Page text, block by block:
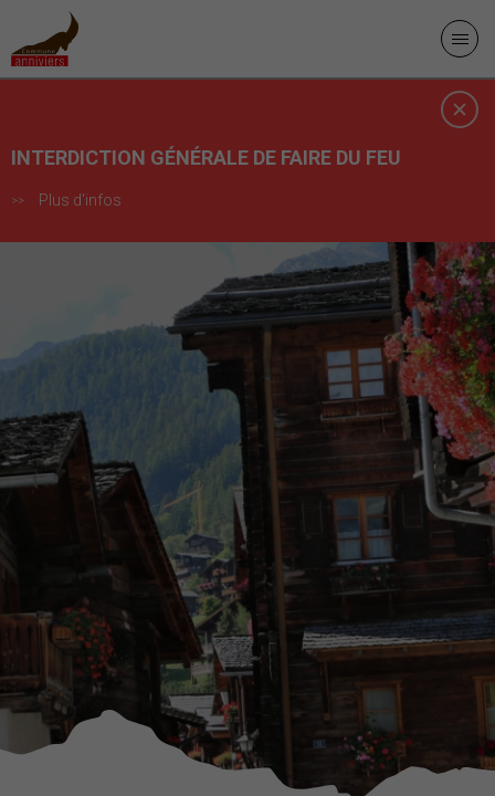
INTERDICTION GÉNÉRALE DE FAIRE DU FEU
Plus d'infos